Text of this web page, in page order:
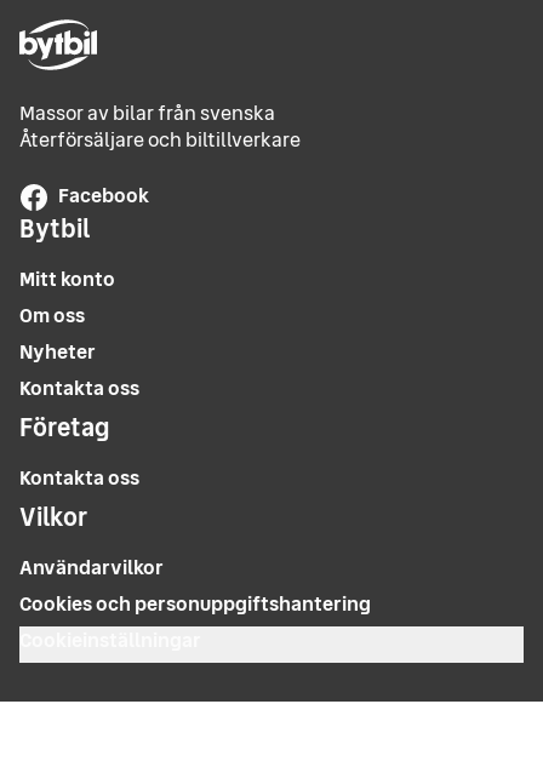
Massor av bilar från svenska
Återförsäljare och biltillverkare
Facebook
Bytbil
Mitt konto
Om oss
Nyheter
Kontakta oss
Företag
Kontakta oss
Vilkor
Användarvilkor
Cookies och personuppgiftshantering